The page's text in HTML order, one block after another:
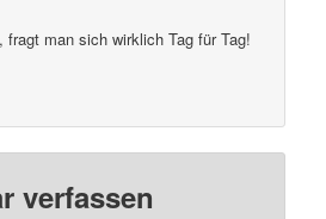
fragt man sich wirklich Tag für Tag!
verfassen